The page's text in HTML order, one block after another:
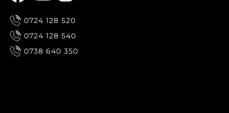
0724 128 520
0724 128 540
0738 640 350